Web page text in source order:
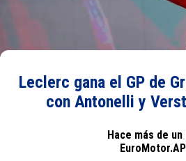
Leclerc gana el GP de
con Antonelli y
Hace más de un